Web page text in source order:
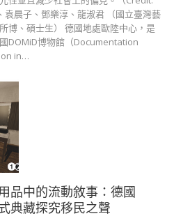
袁晨子、鄧樂淳、龍淑君 （國立臺灣藝
博、碩士生） 德國地處歐陸中心，是
DOMiD博物館（Documentation
in…
品中的流動敘事：德國
典藏探究移民之聲